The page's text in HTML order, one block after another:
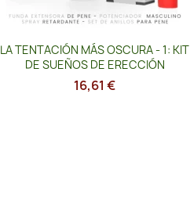
Vista rápida
LA TENTACIÓN MÁS OSCURA - 1: KIT
DE SUEÑOS DE ERECCIÓN
16,61 €